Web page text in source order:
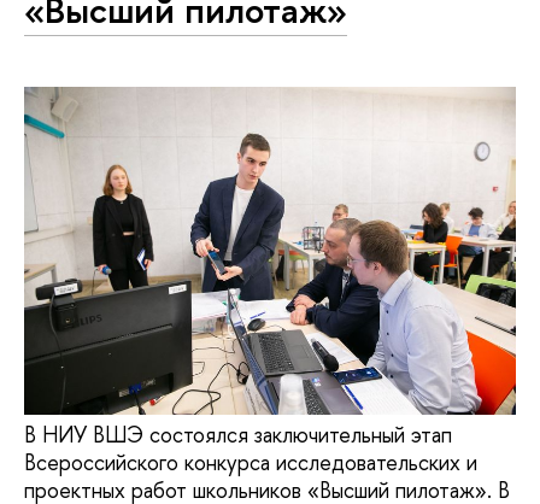
В НИУ ВШЭ состоялся заключительный этап
Всероссийского конкурса исследовательских и
проектных работ школьников «Высший пилотаж». В